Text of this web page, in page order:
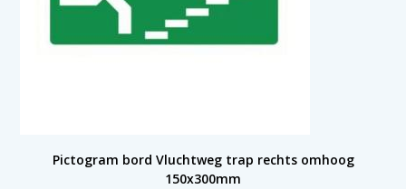
Pictogram bord Vluchtweg trap rechts omhoog
150x300mm